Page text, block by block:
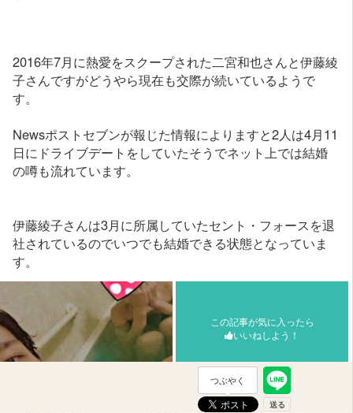
2016年7月に熱愛をスクープされた二宮和也さんと伊藤綾
子さんですがどうやら現在も交際が続いているようで
す。
Newsポストセブンが報じた情報によりますと2人は4月11
日にドライブデートをしていたそうでネット上では結婚
の噂も流れています。
伊藤綾子さんは3月に所属していたセント・フォースを退
社されているのでいつでも結婚できる状態となっていま
す。
この記事が気に入ったら
いいねしよう！
つぶやく